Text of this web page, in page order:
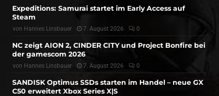
Expeditions: Samurai startet im Early Access auf
Steam
von Hannes Linsbauer 7. August 2026 0
NC zeigt AION 2, CINDER CITY und Project Bonfire bei
der gamescom 2026
von Hannes Linsbauer 7. August 2026 0
SANDISK Optimus SSDs starten im Handel – neue GX
C50 erweitert Xbox Series X|S